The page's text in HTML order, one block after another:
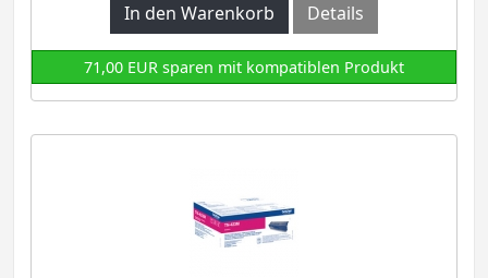
In den Warenkorb
Details
71,00 EUR sparen mit kompatiblen Produkt